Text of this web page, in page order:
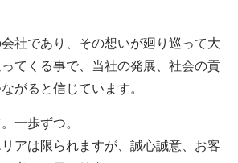
社であり、その想いが廻り巡って大
てくる事で、当社の発展、社会の貢
がると信じています。
一歩ずつ。
リアは限られますが、誠心誠意、お客